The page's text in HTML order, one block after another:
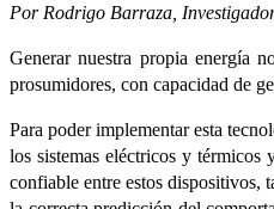
Por Rodrigo Barraza,
Generar nuestra propia energía
prosumidores, con capacidad de
Para poder implementar esta
los sistemas eléctricos y térmicos
confiable entre estos dispositivos,